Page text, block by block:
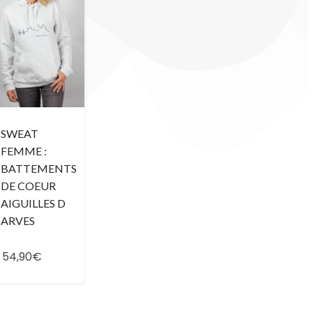
SWEAT
FEMME :
BATTEMENTS
DE COEUR
AIGUILLES D
ARVES
54,90€